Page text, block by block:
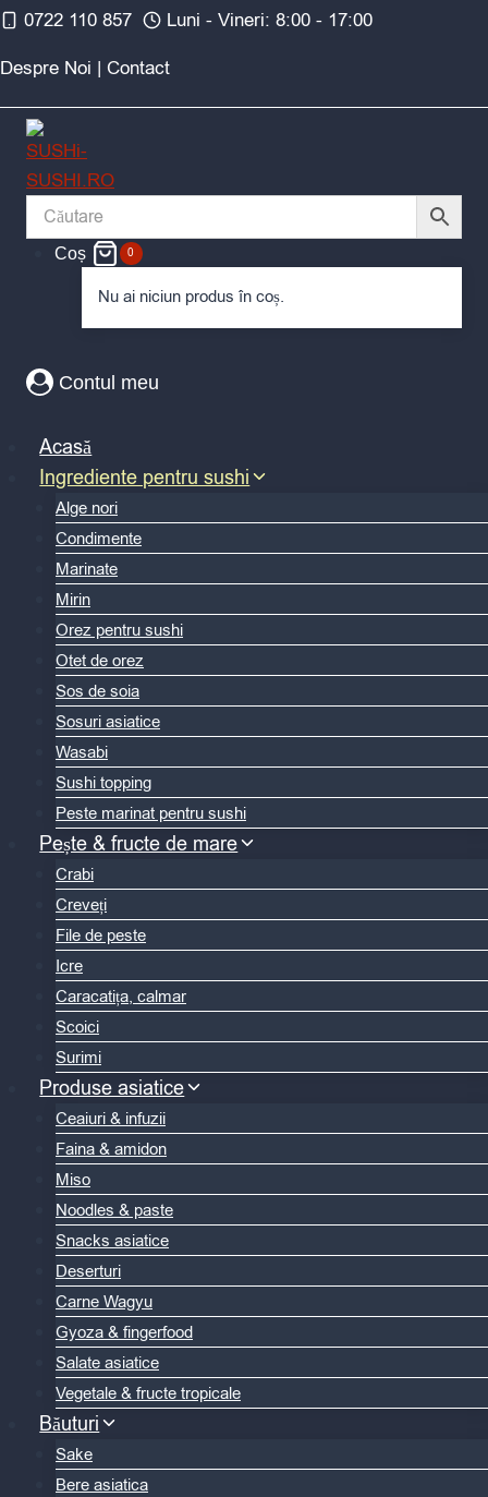
Skip
content
0722 110 857
Luni - Vineri: 8:00 - 17:00
Despre Noi | Contact
Coș 0
Nu ai niciun produs în coș.
Contul meu
Acasă
Ingrediente pentru sushi
Alge nori
Condimente
Marinate
Mirin
Orez pentru sushi
Otet de orez
Sos de soia
Sosuri asiatice
Wasabi
Sushi topping
Peste marinat pentru sushi
Pește & fructe de mare
Crabi
Creveți
File de peste
Icre
Caracatița, calmar
Scoici
Surimi
Produse asiatice
Ceaiuri & infuzii
Faina & amidon
Miso
Noodles & paste
Snacks asiatice
Deserturi
Carne Wagyu
Gyoza & fingerfood
Salate asiatice
Vegetale & fructe tropicale
Băuturi
Sake
Bere asiatica